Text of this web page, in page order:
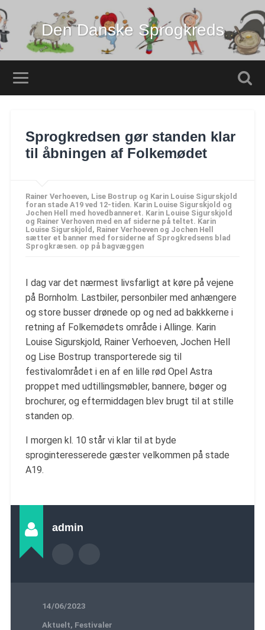
Den Danske Sprogkreds
Sprogkredsen gør standen klar
til åbningen af Folkemødet
Rainer Verhoeven, Lise Bostrup og Karin Louise Sigurskjold
foran stade A19 ved 12-tiden. Karin Louise Sigurskjold og
Jochen Hell med hovedbanneret. Karin Louise Sigurskjold
og Rainer Verhoven med en af siderne på teltet. Karin
Louise Sigurskjold, Rainer Verhoeven og Jochen Hell
sætter et banner med forsiderne af Sprogkredsens blad
Sprogkræsen. op på bagvæggen
I dag var det nærmest livsfarligt at køre på vejene
på Bornholm. Lastbiler, personbiler med anhængere
og store busser drønede op og ned ad bakkkerne i
retning af Folkemødets område i Allinge. Karin
Louise Sigurskjold, Rainer Verhoeven, Jochen Hell
og Lise Bostrup transporterede sig til
festivalområdet i en af en lille rød Opel Astra
proppet med udtillingsmøbler, bannere, bøger og
brochurer, og eftermiddagen blev brugt til at stille
standen op.
I morgen kl. 10 står vi klar til at byde
sproginteresserede gæster velkommen på stade
A19.
admin
14/06/2023
Aktuelt, Festivaler